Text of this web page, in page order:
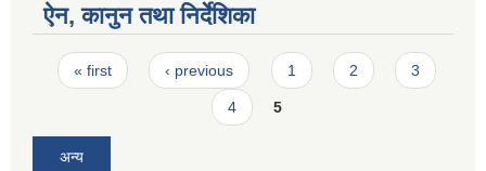
ऐन, कानुन तथा निर्देशिका
Pages
« first ‹ previous 1 2 3
4 5
अन्य